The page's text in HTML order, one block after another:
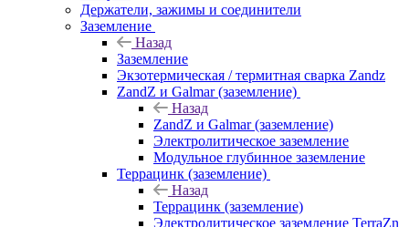
Держатели, зажимы и соединители
Заземление
Назад
Заземление
Экзотермическая / термитная сварка Zandz
ZandZ и Galmar (заземление)
Назад
ZandZ и Galmar (заземление)
Электролитическое заземление
Модульное глубинное заземление
Террацинк (заземление)
Назад
Террацинк (заземление)
Электролитическое заземление TerraZn